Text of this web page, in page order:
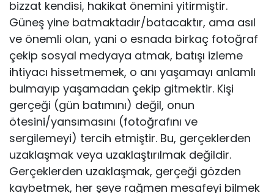
bizzat kendisi, hakikat öne­mini yitirmiştir.
Güneş yine batmaktadır/batacaktır, ama asıl
ve önemli olan, yani o esnada birkaç fotoğraf
çekip sosyal medyaya atmak, batışı iz­leme
ihtiyacı hissetmemek, o anı yaşamayı anlamlı
bulmayıp yaşamadan çekip gitmektir. Kişi
gerçeği (gün batımını) değil, onun
ötesini/yansımasını (fotoğrafını ve
sergilemeyi) tercih etmiştir. Bu, gerçeklerden
uzaklaşmak veya uzaklaştırılmak değildir.
Gerçeklerden uzaklaşmak, gerçeği gözden
kaybetmek, her şeye rağmen mesafeyi bilmek